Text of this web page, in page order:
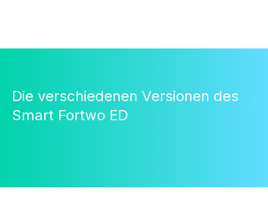
Die verschiedenen Versionen des
Smart Fortwo ED